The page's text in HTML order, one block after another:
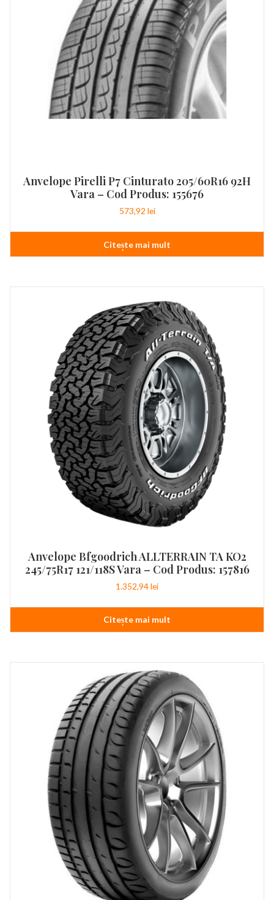
Anvelope Pirelli P7 Cinturato 205/60R16 92H
Vara – Cod Produs: 155676
573,92 lei
Citește mai mult
Anvelope Bfgoodrich ALLTERRAIN TA KO2
245/75R17 121/118S Vara – Cod Produs: 157816
1.352,94lei
Citește mai mult